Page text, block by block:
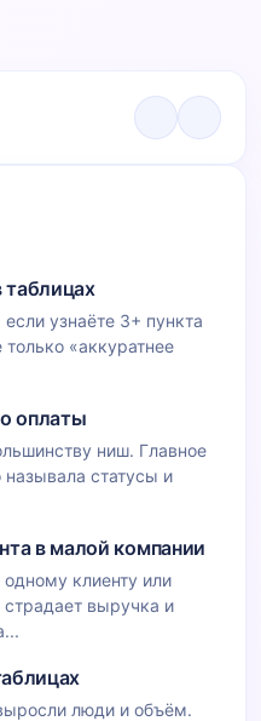
узнаёте 3+ пункта
«аккуратнее
оплаты
ниш. Главное
статусы и
в малой компании
одному клиенту или
выручка и
люди и объём.